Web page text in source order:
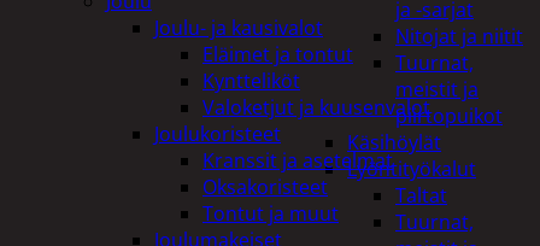
ja -sarjat
Nitojat ja niitit
Tuurnat,
meistit ja
piirtopuikot
Käsihöylät
Lyöntityökalut
Taltat
Tuurnat,
Joulu- ja kausivalot
Eläimet ja tontut
Kyntteliköt
Valoketjut ja kuusenvalot
Joulukoristeet
Kranssit ja asetelmat
Oksakoristeet
Tontut ja muut
Joulumakeiset